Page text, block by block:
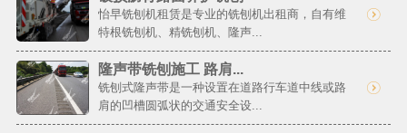
怡早铣刨机租赁是专业的铣刨机出租商，自有维
特根铣刨机、精铣刨机、隆声...
隆声带铣刨施工 路肩...
铣刨式隆声带是一种设置在道路行车道中线或路
肩的凹槽圆弧状的交通安全设...